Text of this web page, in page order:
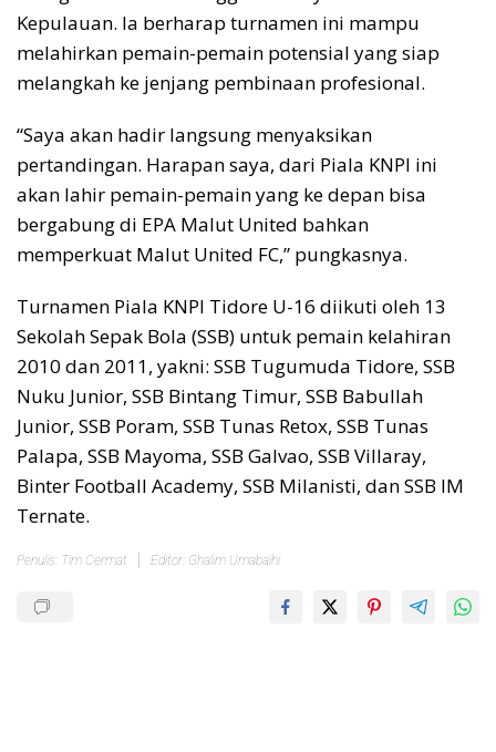
Kepulauan. Ia berharap turnamen ini mampu
melahirkan pemain-pemain potensial yang siap
melangkah ke jenjang pembinaan profesional.
“Saya akan hadir langsung menyaksikan
pertandingan. Harapan saya, dari Piala KNPI ini
akan lahir pemain-pemain yang ke depan bisa
bergabung di EPA Malut United bahkan
memperkuat Malut United FC,” pungkasnya.
Turnamen Piala KNPI Tidore U-16 diikuti oleh 13
Sekolah Sepak Bola (SSB) untuk pemain kelahiran
2010 dan 2011, yakni: SSB Tugumuda Tidore, SSB
Nuku Junior, SSB Bintang Timur, SSB Babullah
Junior, SSB Poram, SSB Tunas Retox, SSB Tunas
Palapa, SSB Mayoma, SSB Galvao, SSB Villaray,
Binter Football Academy, SSB Milanisti, dan SSB IM
Ternate.
Penulis: Tim Cermat Editor: Ghalim Umabaihi